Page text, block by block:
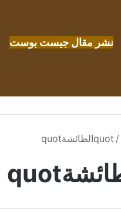
نشر مقال جيست بوست
/ quotالطائشةquot